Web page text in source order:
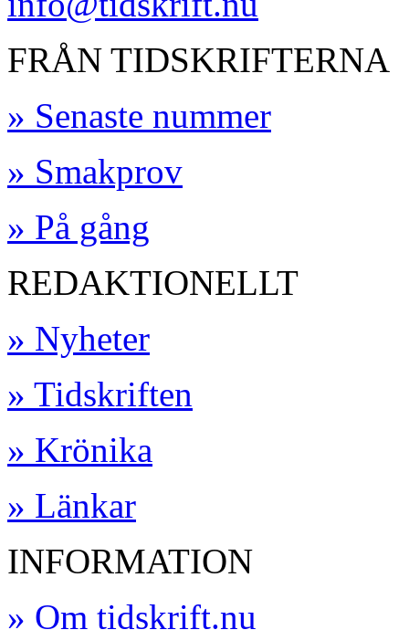
FRÅN TIDSKRIFTERNA
» Senaste nummer
» Smakprov
» På gång
REDAKTIONELLT
» Nyheter
» Tidskriften
» Krönika
» Länkar
INFORMATION
» Om tidskrift.nu